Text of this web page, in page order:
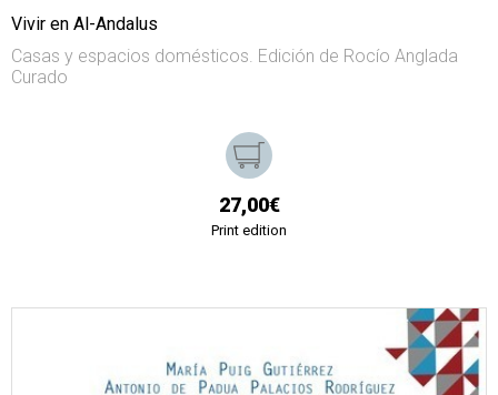
Vivir en Al-Andalus
Casas y espacios domésticos. Edición de Rocío Anglada
Curado
27,00€
Print edition